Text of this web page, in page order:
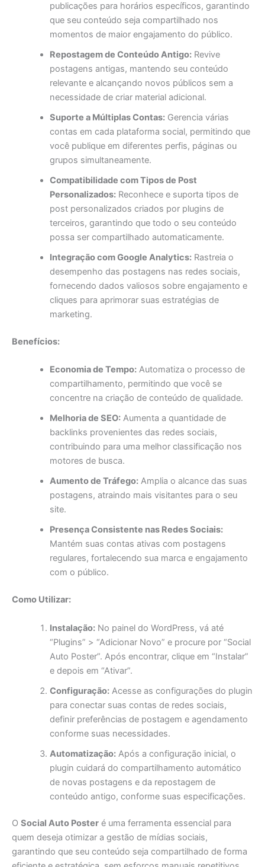
publicações para horários específicos, garantindo
que seu conteúdo seja compartilhado nos
momentos de maior engajamento do público.
Repostagem de Conteúdo Antigo:Revive
postagens antigas, mantendo seu conteúdo
relevante e alcançando novos públicos sem a
necessidade de criar material adicional.
Suporte a Múltiplas Contas:Gerencia várias
contas em cada plataforma social, permitindo que
você publique em diferentes perfis, páginas ou
grupos simultaneamente.
Compatibilidade com Tipos de Post
Personalizados:Reconhece e suporta tipos de
post personalizados criados por plugins de
terceiros, garantindo que todo o seu conteúdo
possa ser compartilhado automaticamente.
Integração com Google Analytics:Rastreia o
desempenho das postagens nas redes sociais,
fornecendo dados valiosos sobre engajamento e
cliques para aprimorar suas estratégias de
marketing.
Benefícios:
Economia de Tempo:Automatiza o processo de
compartilhamento, permitindo que você se
concentre na criação de conteúdo de qualidade.
Melhoria de SEO:Aumenta a quantidade de
backlinks provenientes das redes sociais,
contribuindo para uma melhor classificação nos
motores de busca.
Aumento de Tráfego:Amplia o alcance das suas
postagens, atraindo mais visitantes para o seu
site.
Presença Consistente nas Redes Sociais:
Mantém suas contas ativas com postagens
regulares, fortalecendo sua marca e engajamento
com o público.
Como Utilizar:
Instalação:No painel do WordPress, vá até
“Plugins” > “Adicionar Novo” e procure por “Social
Auto Poster”. Após encontrar, clique em “Instalar”
e depois em “Ativar”.
Configuração:Acesse as configurações do plugin
para conectar suas contas de redes sociais,
definir preferências de postagem e agendamento
conforme suas necessidades.
Automatização:Após a configuração inicial, o
plugin cuidará do compartilhamento automático
de novas postagens e da repostagem de
conteúdo antigo, conforme suas especificações.
O Social Auto Poster é uma ferramenta essencial para
quem deseja otimizar a gestão de mídias sociais,
garantindo que seu conteúdo seja compartilhado de forma